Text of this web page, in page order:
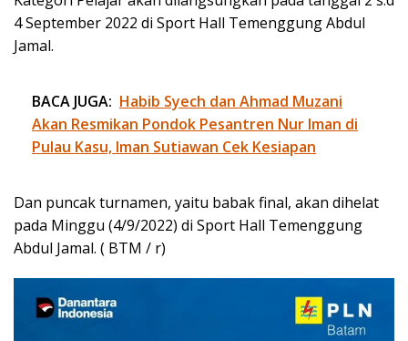
4 September 2022 di Sport Hall Temenggung Abdul
Jamal.
BACA JUGA: Habib Syech dan Ahmad Muzani
Akan Resmikan Pondok Pesantren Nur Iman di
Pulau Kasu, Iman Sutiawan Cek Kesiapan
Dan puncak turnamen, yaitu babak final, akan dihelat
pada Minggu (4/9/2022) di Sport Hall Temenggung
Abdul Jamal. ( BTM / r)